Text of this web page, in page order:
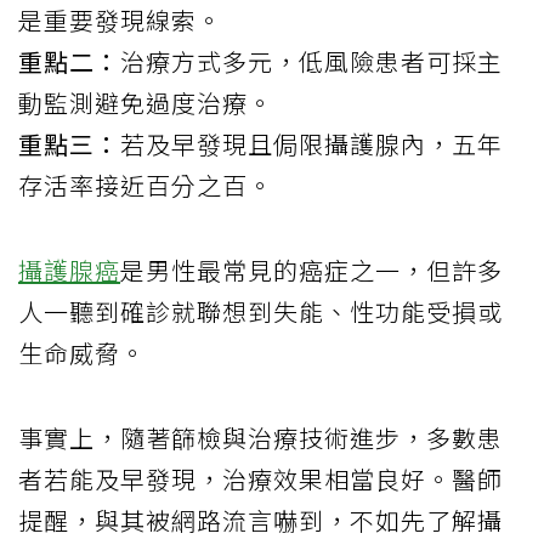
是重要發現線索。
重點二： 治療方式多元，低風險患者可採主
動監測避免過度治療。
重點三： 若及早發現且侷限攝護腺內，五年
存活率接近百分之百。
攝護腺癌是男性最常見的癌症之一，但許多
人一聽到確診就聯想到失能、性功能受損或
生命威脅。
事實上，隨著篩檢與治療技術進步，多數患
者若能及早發現，治療效果相當良好。醫師
提醒，與其被網路流言嚇到，不如先了解攝